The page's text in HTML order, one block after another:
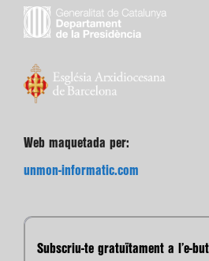
Web maquetada per:
unmon-informatic.com
Subscriu-te gratuïtament a l’e-